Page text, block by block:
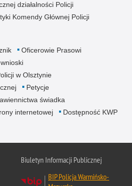
działalności Policji
Komendy Głównej Policji
Oficerowie Prasowi
w Olsztynie
Petycje
świadka
internetowej
Dostępność KWP
Biuletyn Informacji Publicznej
BIP Policja Warmińsko-